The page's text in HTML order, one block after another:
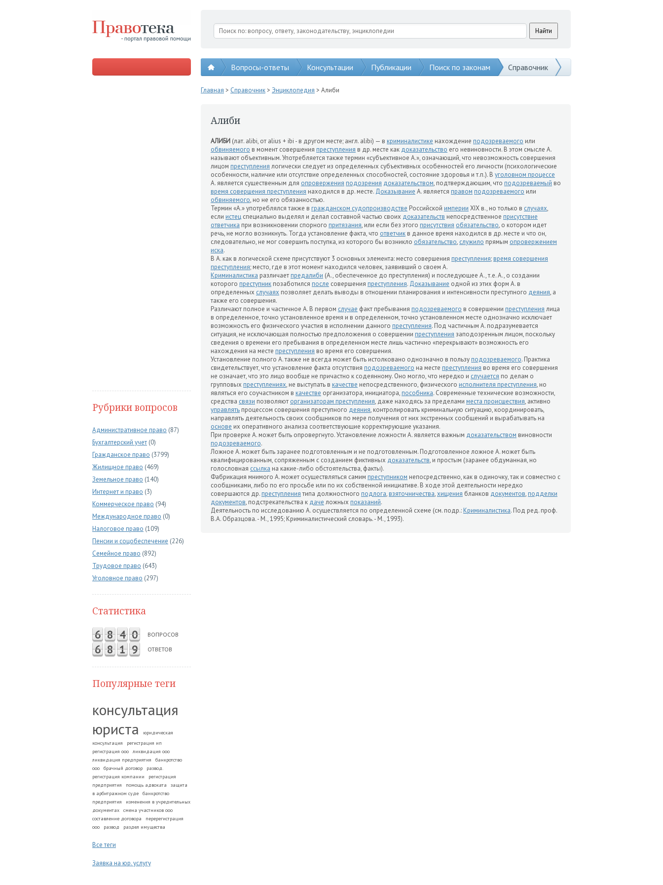
Вопросы-ответы Консультации Публикации Поиск по законам Справочник
Рубрики вопросов
Административное право (87)
Бухгалтерский учет (0)
Гражданское право (3799)
Жилищное право (469)
Земельное право (140)
Интернет и право (3)
Коммерческое право (94)
Международное право (0)
Налоговое право (109)
Пенсии и соцобеспечение (226)
Семейное право (892)
Трудовое право (643)
Уголовное право (297)
Статистика
6 8 4 0 ВОПРОСОВ
6 8 1 9 ОТВЕТОВ
Популярные теги
консультация
юриста
юридическая
консультация
регистрация ип
регистрация ооо
ликвидация ооо
ликвидация предприятия
банкротство
ооо
брачный договор
развод.
регистрация компании
регистрация
предприятия
помощь адвоката
защита
в арбитражном суде
банкротство
предприятия
изменения в учредительных
документах
смена участников ооо
составление договора
перерегистрация
ооо
развод раздел имущества
Все теги
Заявка на юр. услугу
Главная > Справочник> Энциклопедия > Алиби
Алиби
АЛИБИ (лат. alibi, от alius + ibi - в другом месте; англ. alibi) — в криминалистике нахождение подозреваемого или
обвиняемого в момент совершения преступления в др. месте как доказательство его невиновности. В этом смысле А.
называют объективным. Употребляется также термин «субъективное А.», означающий, что невозможность совершения
лицом преступления логически следует из определенных субъективных особенностей его личности (психологические
особенности, наличие или отсутствие определенных способностей, состояние здоровья и т.п.). В уголовном процессе
А. является существенным для опровержения подозрения доказательством, подтверждающим, что подозреваемый во
время совершения преступления находился в др. месте. Доказывание А. является правом подозреваемого или
обвиняемого, но не его обязанностью.
Термин «А.» употреблялся также в гражданском судопроизводстве Российской империи XIX в., но только в случаях,
если истец специально выделял и делал составной частью своих доказательств непосредственное присутствие
ответчика при возникновении спорного притязания, или если без этого присутствия обязательство, о котором идет
речь, не могло возникнуть. Тогда установление факта, что ответчик в данное время находился в др. месте и что он,
следовательно, не мог совершить поступка, из которого бы возникло обязательство, служило прямым опровержением
иска.
В А. как в логической схеме присутствуют 3 основных элемента: место совершения преступления;время совершения
преступления; место, где в этот момент находился человек, заявивший о своем А.
Криминалистика различаетпредалиби (А., обеспеченное до преступления) и последующее А., т.е. А., о создании
которого преступник позаботился после совершения преступления. Доказывание одной из этих форм А. в
определенных случаях позволяет делать выводы в отношении планирования и интенсивности преступного деяния, а
также его совершения.
Различают полное и частичное А. В первом случае факт пребывания подозреваемого в совершении преступления лица
в определенное, точно установленное время и в определенном, точно установленном месте однозначно исключает
возможность его физического участия в исполнении данного преступления. Под частичным А. подразумевается
ситуация, не исключающая полностью предположения о совершении преступления заподозренным лицом, поскольку
сведения о времени его пребывания в определенном месте лишь частично «перекрывают» возможность его
нахождения на месте преступления во время его совершения.
Установление полного А. также не всегда может быть истолковано однозначно в пользуподозреваемого. Практика
свидетельствует, что установление факта отсутствия подозреваемого на месте преступления во время его совершения
не означает, что это лицо вообще не причастно к содеянному. Оно могло, что нередко и случается по делам о
групповых преступлениях, не выступать в качестве непосредственного, физического исполнителя преступления, но
являться его соучастником в качестве организатора, инициатора,пособника. Современные технические возможности,
средства связи позволяют организаторам преступления, даже находясь за пределами места происшествия, активно
управлять процессом совершения преступного деяния, контролировать криминальную ситуацию, координировать,
направлять деятельность своих сообщников по мере получения от них экстренных сообщений и вырабатывать на
основе их оперативного анализа соответствующие корректирующие указания.
При проверке А. может быть опровергнуто. Установление ложности А. является важным доказательством виновности
подозреваемого.
Ложное А. может быть заранее подготовленным и не подготовленным. Подготовленное ложное А. может быть
квалифицированным, сопряженным с созданием фиктивных доказательств, и простым (заранее обдуманная, но
голословная ссылка на какие-либо обстоятельства, факты).
Фабрикация мнимого А. может осуществляться самим преступником непосредственно, как в одиночку, так и совместно с
сообщниками, либо по его просьбе или по их собственной инициативе. В ходе этой деятельности нередко
совершаются др.преступлениятипа должностного подлога,взяточничества,хищения бланков документов,подделки
документов, подстрекательства к даче ложных показаний.
Деятельность по исследованию А. осуществляется по определенной схеме (см. подр.:Криминалистика. Под ред. проф.
В.А. Образцова. - М., 1995; Криминалистический словарь. - М., 1993).